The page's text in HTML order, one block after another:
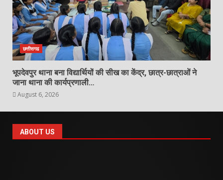
छत्तीसगढ
भूपदेवपुर थाना बना विद्यार्थियों की सीख का केंद्र, छात्र-छात्राओं ने
जाना थाना की कार्यप्रणाली…
August 6, 2026
ABOUT US